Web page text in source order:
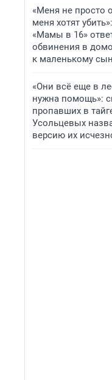
«Меня не просто
меня хотят
«Мамы в 16»
обвинения в
к маленькому
«Они всё еще в
нужна помощь»:
пропавших в
Усольцевых
версию их